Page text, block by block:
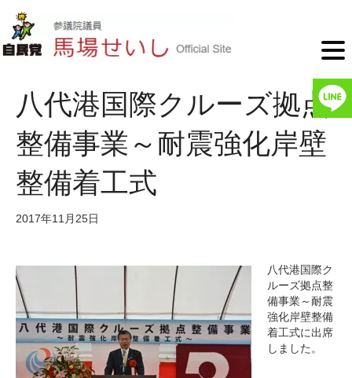
八代港国際クルーズ拠点
整備事業～耐震強化岸壁
整備着工式
2017年11月25日
八代港国際ク
ルーズ拠点整
備事業～耐震
強化岸壁整備
着工式に出席
しました。